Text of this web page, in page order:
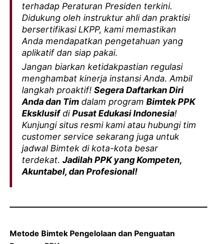
terhadap Peraturan Presiden terkini.
Didukung oleh instruktur ahli dan praktisi
bersertifikasi LKPP, kami memastikan
Anda mendapatkan pengetahuan yang
aplikatif dan siap pakai.
Jangan biarkan ketidakpastian regulasi
menghambat kinerja instansi Anda. Ambil
langkah proaktif! Segera Daftarkan Diri
Anda dan Tim dalam program Bimtek PPK
EksklusifdiPusat Edukasi Indonesia!
Kunjungi situs resmi kami atau hubungi tim
customer service sekarang juga untuk
jadwal Bimtek di kota-kota besar
terdekat. Jadilah PPK yang Kompeten,
Akuntabel, dan Profesional!
Metode Bimtek Pengelolaan dan Penguatan